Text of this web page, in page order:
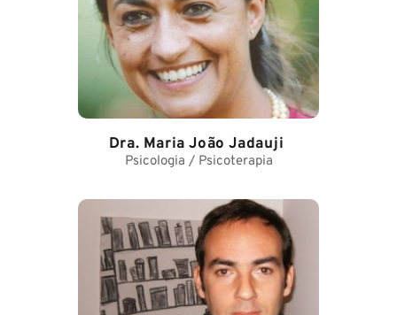
Dra. Maria João Jadauji
Psicologia / Psicoterapia